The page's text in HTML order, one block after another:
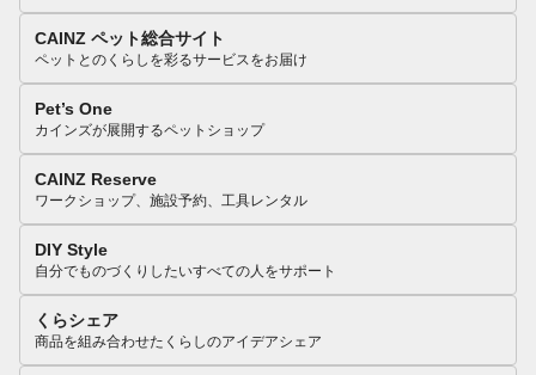
CAINZ ペット総合サイト
ペットとのくらしを彩るサービスをお届け
Pet’s One
カインズが展開するペットショップ
CAINZ Reserve
ワークショップ、施設予約、工具レンタル
DIY Style
自分でものづくりしたいすべての人をサポート
くらシェア
商品を組み合わせたくらしのアイデアシェア